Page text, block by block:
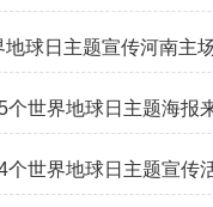
地球日主题宣传河南主
个世界地球日主题海报
个世界地球日主题宣传